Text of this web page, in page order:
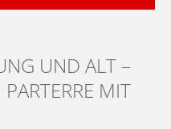
UND ALT –
MIT